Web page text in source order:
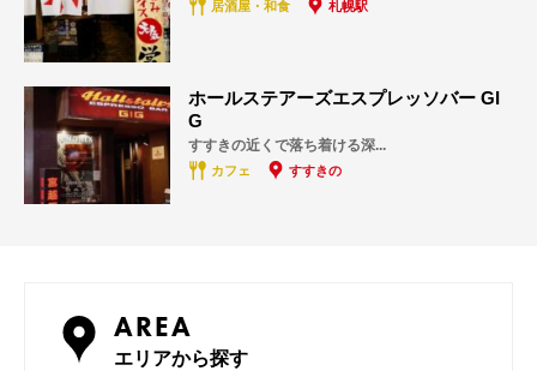
居酒屋・和食 札幌駅
ホールステアーズエスプレッソバー GI
G
すすきの近くで落ち着ける深...
カフェ すすきの
AREA
エリアから探す